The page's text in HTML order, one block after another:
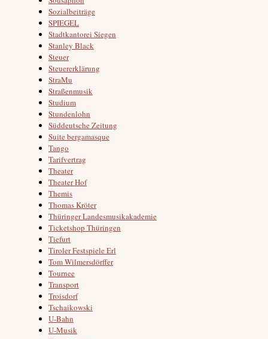
Sozialbeiträge
SPIEGEL
Stadtkantorei Siegen
Stanley Black
Steuer
Steuererklärung
StraMu
Straßenmusik
Studium
Stundenlohn
Süddeutsche Zeitung
Suite bergamasque
Tango
Tarifvertrag
Theater
Theater Hof
Themis
Thomas Kröter
Thüringer Landesmusikakademie
Ticketshop Thüringen
Tiefurt
Tiroler Festspiele Erl
Tom Wilmersdörffer
Tournee
Transport
Troisdorf
Tschaikowski
U-Bahn
U-Musik